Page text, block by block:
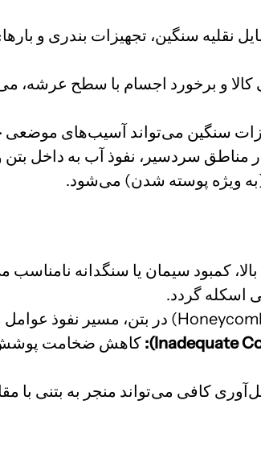
نقلیه سنگین، تجهیزات بندری و
و برخورد اجسام با سطح عرشه،
سنگین می‌تواند آسیب‌های
مناطق سردسیر، نفوذ آب به داخل
(به ویژه پوسته شدن) می‌شود.
کمبود سیمان یا سنگدانه نامناسب
اسکله گردد.
کاهش ضخامت پوشش
کافی می‌تواند منجر به بتنی با